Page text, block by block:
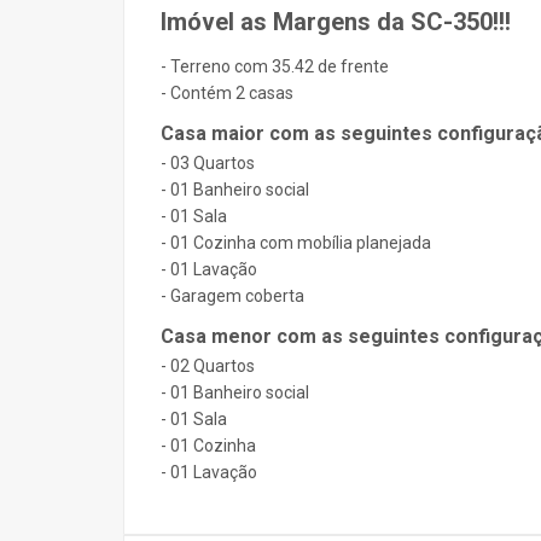
Imóvel as Margens da SC-350!!!
- Terreno com 35.42 de frente
- Contém 2 casas
Casa maior com as seguintes
- 03 Quartos
- 01 Banheiro social
- 01 Sala
- 01 Cozinha com mobília planejada
- 01 Lavação
- Garagem coberta
Casa menor com as seguintes
- 02 Quartos
- 01 Banheiro social
- 01 Sala
- 01 Cozinha
- 01 Lavação